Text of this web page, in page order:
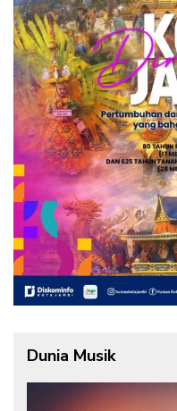
Dunia Musik